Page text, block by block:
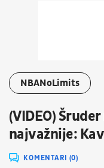
NBANoLimits
(VIDEO)
najvažnije:
KOMENTARI (0)